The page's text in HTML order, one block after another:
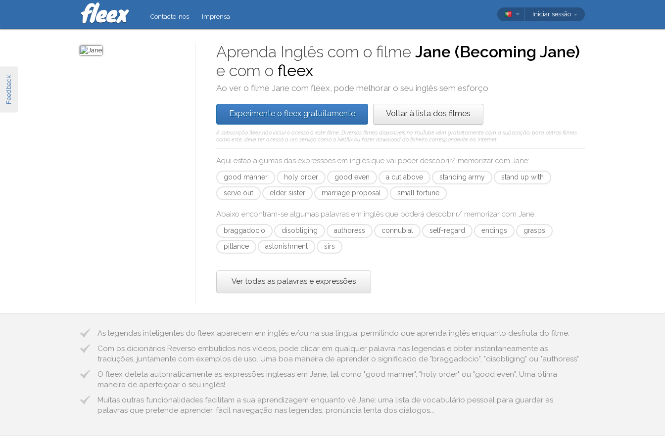
Feedback
Contacte-nos Imprensa Iniciar sessão
Aprenda Inglês com o filmeJane (Becoming Jane)
e com ofleex
Ao ver o filmeJane comfleex, pode melhorar o seu inglês sem esforço
Experimente o fleex gratuitamente Voltar à lista dos filmes
A subscrição fleex não inclui o acesso a este filme. Diversos filmes disponíveis no YouTube vêm gratuitamente com a subscrição; para outros filmes
como este, deve ter acesso a um serviço como o Netflix ou fazer download do ficheiro correspondente na Internet.
Aqui estão algumas das expressões em inglês que vai poder descobrir/ memorizar comJane:
good manner holy order good even a cut above standing army
stand up with
serve out
elder sister marriage proposal small fortune
Abaixo encontram-se algumas palavras em inglês que poderá descobrir/ memorizar comJane:
braggadocio disobliging authoress connubial self-regard endings
grasps
pittance
astonishment sirs
Ver todas as palavras e expressões
As legendas inteligentes do fleex aparecem em inglês e/ou na sua língua, permitindo que aprenda inglês enquanto desfruta do filme.
Com os dicionários Reverso embutidos nos vídeos, pode clicar em qualquer palavra nas legendas e obter instantaneamente as
traduções, juntamente com exemplos de uso. Uma boa maneira de aprender o significado de "braggadocio", "disobliging" ou "authoress".
O fleex deteta automaticamente as expressões inglesas em Jane, tal como "good manner", "holy order" ou "good even". Uma ótima
maneira de aperfeiçoar o seu inglês!
Muitas outras funcionalidades facilitam a sua aprendizagem enquanto vê Jane: uma lista de vocabulário pessoal para guardar as
palavras que pretende aprender, fácil navegação nas legendas, pronúncia lenta dos diálogos...